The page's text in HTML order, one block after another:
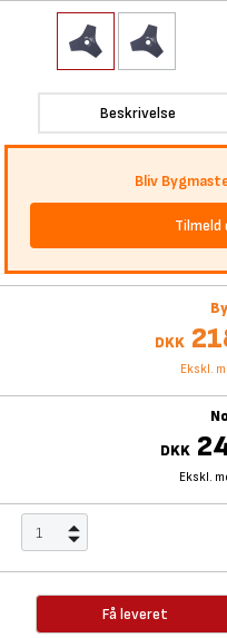
Beskrivelse
Bliv
Tilmeld
DKK
Ekskl.
DKK
Ekskl.
Få leveret